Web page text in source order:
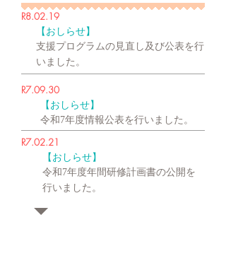
​​R8.02.19
​【おしらせ】
支援プログラムの見直し及び公表を行
いました。
​​R7.09.30
​【おしらせ】
令和7年度情報公表を行いました。
​​R7.02.21
​【おしらせ】
令和7年度年間研修計画書の公開を
行いました。